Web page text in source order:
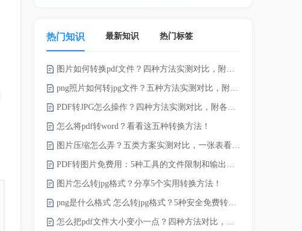
热门知识 最新知识 热门标签
图片如何转换pdf文件？四种方法实测对比，附各场景最优选！
png照片如何转jpg文件？五种方法实测对比，附各场景最优选!！
PDF转JPG怎么操作？四种方法实测对比，附各场景最优选！
怎么将pdf转word？看看这五种转换方法！
图片压缩怎么弄？五类方案实测对比，一张表看懂怎么选！
PDF转图片免费用：5种工具的文件限制和输出质量对比！
图片怎么转jpg格式？分享5个实用转换方法！
png是什么格式 怎么转jpg格式？5种安全免费转换方法全解析！
怎么把pdf文件大小变小一点？四种方法对比，一看就懂！